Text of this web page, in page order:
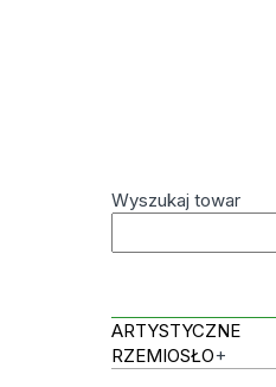
Wyszukaj towar
ARTYSTYCZNE
RZEMIOSŁO+